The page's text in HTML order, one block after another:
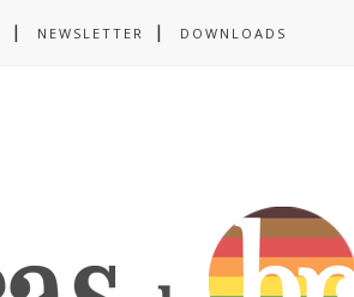
NEWSLETTER DOWNLOADS